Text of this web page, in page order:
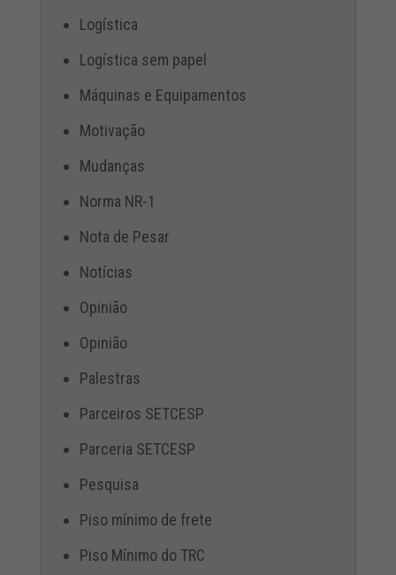
Logística
Logística sem papel
Máquinas e Equipamentos
Motivação
Mudanças
Norma NR-1
Nota de Pesar
Notícias
Opinião
Opinião
Palestras
Parceiros SETCESP
Parceria SETCESP
Pesquisa
Piso mínimo de frete
Piso Mínimo do TRC